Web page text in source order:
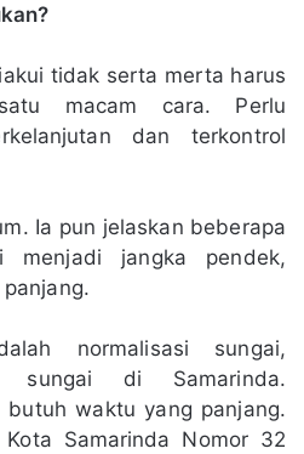
tidak serta merta harus
macam cara. Perlu
dan terkontrol
Ia pun jelaskan beberapa
jangka pendek,
normalisasi sungai,
sungai di Samarinda.
butuh waktu yang panjang.
Samarinda Nomor 32